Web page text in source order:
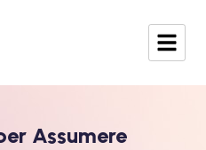
Assumere